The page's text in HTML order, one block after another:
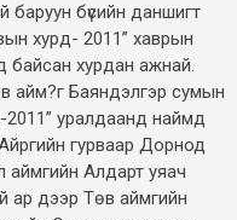
бүсийн даншигт
хурд- 2011” хаврын
байсан хурдан ажнай.
айм?г Баяндэлгэр сумын
уралдаанд наймд
гурваар Дорнод
аймгийн Алдарт уяач
ар дээр Төв аймгийн